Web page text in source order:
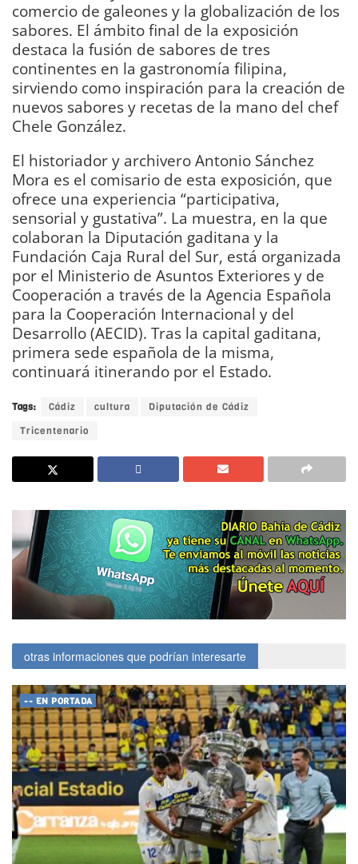
comercio de galeones y la globalización de los
sabores. El ámbito final de la exposición
destaca la fusión de sabores de tres
continentes en la gastronomía filipina,
sirviendo como inspiración para la creación de
nuevos sabores y recetas de la mano del chef
Chele González.
El historiador y archivero Antonio Sánchez
Mora es el comisario de esta exposición, que
ofrece una experiencia “participativa,
sensorial y gustativa”. La muestra, en la que
colaboran la Diputación gaditana y la
Fundación Caja Rural del Sur, está organizada
por el Ministerio de Asuntos Exteriores y de
Cooperación a través de la Agencia Española
para la Cooperación Internacional y del
Desarrollo (AECID). Tras la capital gaditana,
primera sede española de la misma,
continuará itinerando por el Estado.
Tags: Cádiz cultura
Diputación de Cádiz
Tricentenario
otras informaciones que podrían interesarte
-- EN PORTADA